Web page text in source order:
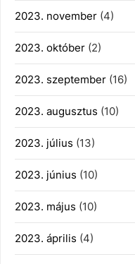
2023. november (4)
2023. október (2)
2023. szeptember (16)
2023. augusztus (10)
2023. július (13)
2023. június (10)
2023. május (10)
2023. április (4)